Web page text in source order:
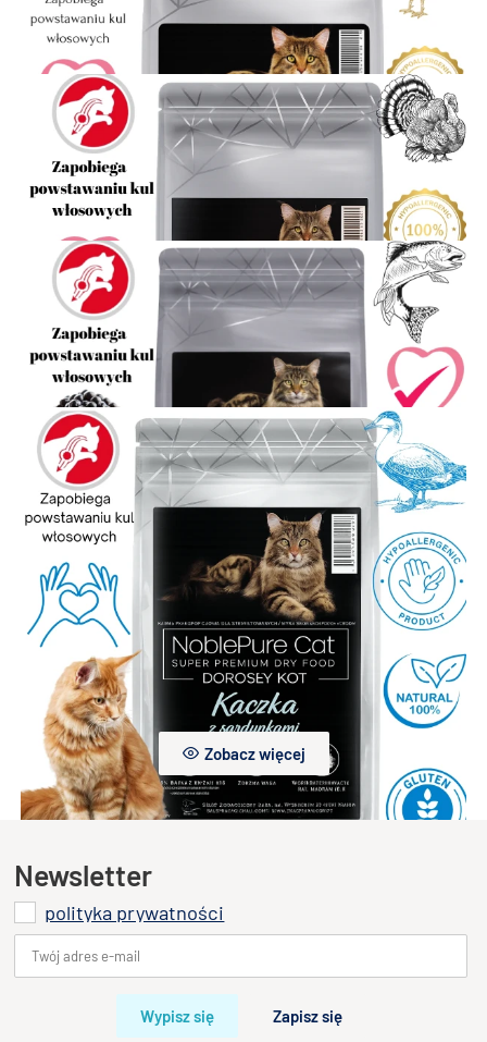
dorosłego Łosoś z białą rybą
24,00 zł
Dodaj do koszyka
NoblePure Cat karma sucha dla kota dorosłego po sterylizacji
Kurczak z tuńczykiem i łososiem
25,00 zł
Dodaj do koszyka
NoblePure Cat karma sucha dla kota dorosłego Indyk z
kurczakiem
25,00 zł
Dodaj do koszyka
NoblePure Cat karma sucha dla kota dorosłego
sterylizowanego Biała ryba z kawiorem ze śledzia
25,00 zł
Dodaj do koszyka
NoblePure Cat karma sucha dla kota dorosłego
sterylizowanego Kaczka z sardynkam
25,00 zł
Zobacz więcej
Newsletter
polityka prywatności
Wypisz się Zapisz się